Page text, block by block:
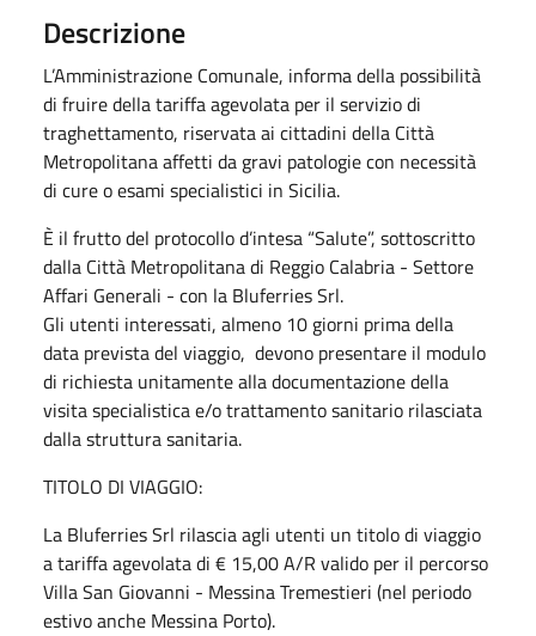
Descrizione
L’Amministrazione Comunale, informa della possibilità
di fruire della tariffa agevolata per il servizio di
traghettamento, riservata ai cittadini della Città
Metropolitana affetti da gravi patologie con necessità
di cure o esami specialistici in Sicilia.
È il frutto del protocollo d’intesa “Salute”, sottoscritto
dalla Città Metropolitana di Reggio Calabria - Settore
Affari Generali - con la Bluferries Srl.
Gli utenti interessati, almeno 10 giorni prima della
data prevista del viaggio, devono presentare il modulo
di richiesta unitamente alla documentazione della
visita specialistica e/o trattamento sanitario rilasciata
dalla struttura sanitaria.
TITOLO DI VIAGGIO:
La Bluferries Srl rilascia agli utenti un titolo di viaggio
a tariffa agevolata di € 15,00 A/R valido per il percorso
Villa San Giovanni - Messina Tremestieri (nel periodo
estivo anche Messina Porto).